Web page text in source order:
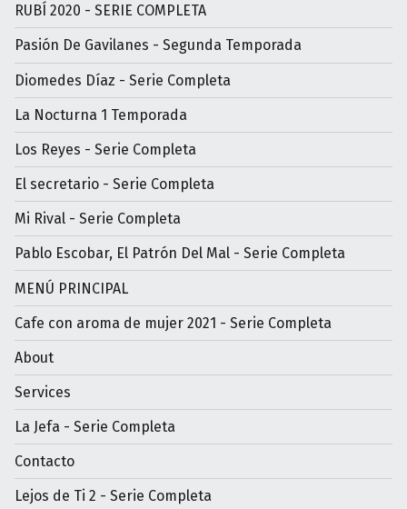
RUBÍ 2020 - SERIE COMPLETA
Pasión De Gavilanes - Segunda Temporada
Diomedes Díaz - Serie Completa
La Nocturna 1 Temporada
Los Reyes - Serie Completa
El secretario - Serie Completa
Mi Rival - Serie Completa
Pablo Escobar, El Patrón Del Mal - Serie Completa
MENÚ PRINCIPAL
Cafe con aroma de mujer 2021 - Serie Completa
About
Services
La Jefa - Serie Completa
Contacto
Lejos de Ti 2 - Serie Completa